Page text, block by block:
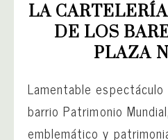
LA
DE LOS
PLAZA
Lamentable
barrio Patrimonio
emblemático y